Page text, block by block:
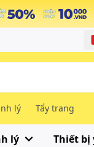
lý Tẩy trang
lý Thiết bị